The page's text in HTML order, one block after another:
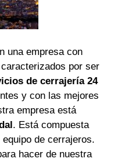
una empresa con
por ser
de cerrajería 24
y con las mejores
empresa está
. Está compuesta
de cerrajeros.
hacer de nuestra